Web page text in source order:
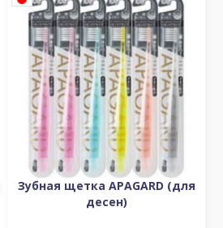
Зубная щетка APAGARD (для
десен)